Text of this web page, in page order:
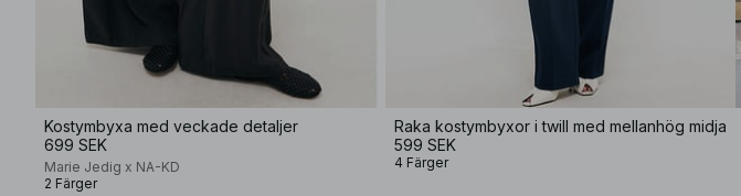
Kostymbyxa med veckade detaljer
699 SEK
Marie Jedig x NA-KD
2 Färger
Raka kostymbyxor i twill med mellanhög midja
599 SEK
4 Färger